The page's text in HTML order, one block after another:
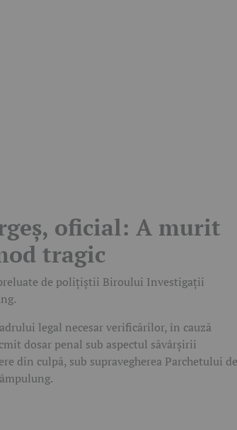
oficial: A murit
tragic
de polițiștii Biroului Investigații
legal necesar verificărilor, în cauză
dosar penal sub aspectul săvârșirii
din culpă, sub supravegherea Parchetului